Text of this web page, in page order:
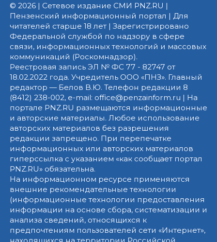
© 2026 | Сетевое издание СМИ PNZ.RU |
Пензенский информационный портал | Для
читателей старше 18 лет | Зарегистрировано
Федеральной службой по надзору в сфере
связи, информационных технологий и массовых
коммуникаций (Роскомнадзор).
Реестровая запись ЭЛ № ФС 77 - 82747 от
18.02.2022 года. Учредитель ООО «ПНЗ». Главный
редактор — Белов В.Ю. Телефон редакции 8
(8412) 238-002, e-mail: office@penzainform.ru | На
портале PNZ.RU размещаются информационные
и авторские материалы. Любое использование
авторских материалов без разрешения
редакции запрещено. При перепечатке
информационных или авторских материалов
гиперссылка с указанием «как сообщает портал
PNZ.RU» обязательна.
На информационном ресурсе применяются
внешние рекомендательные технологии
(информационные технологии предоставления
информации на основе сбора, систематизации и
анализа сведений, относящихся к
предпочтениям пользователей сети «Интернет»,